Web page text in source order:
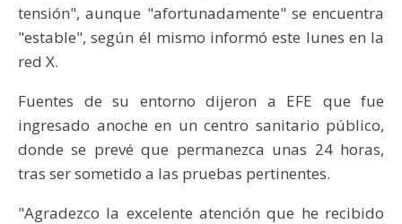
tensión", aunque "afortunadamente" se encuentra
"estable", según él mismo informó este lunes en la
red X.
Fuentes de su entorno dijeron a EFE que fue
ingresado anoche en un centro sanitario público,
donde se prevé que permanezca unas 24 horas,
tras ser sometido a las pruebas pertinentes.
"Agradezco la excelente atención que he recibido